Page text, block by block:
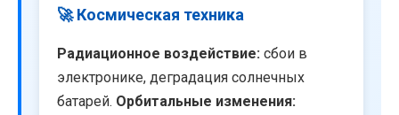
🚀 Космическая техника
Радиационное воздействие: сбои в
электронике, деградация солнечных
батарей. Орбитальные изменения: